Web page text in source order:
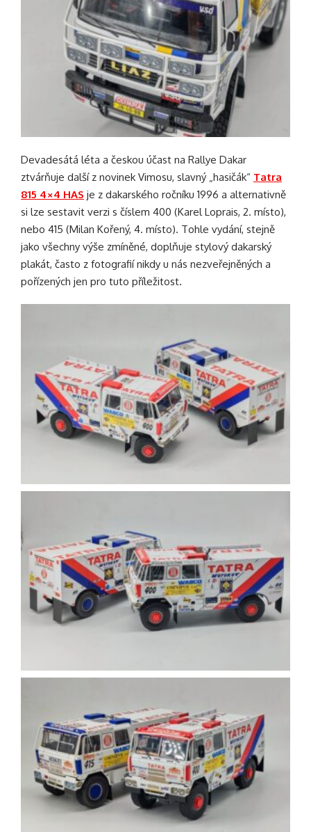
Devadesátá léta a českou účast na Rallye Dakar
ztvárňuje další z novinek Vimosu, slavný „hasičák“ Tatra
815 4×4 HAS je z dakarského ročníku 1996 a alternativně
si lze sestavit verzi s číslem 400 (Karel Loprais, 2. místo),
nebo 415 (Milan Kořený, 4. místo). Tohle vydání, stejně
jako všechny výše zmíněné, doplňuje stylový dakarský
plakát, často z fotografií nikdy u nás nezveřejněných a
pořízených jen pro tuto příležitost.